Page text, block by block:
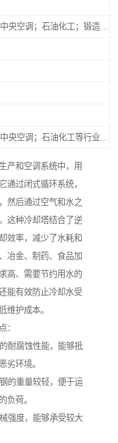
产和空调系统中，用
通过闭式循环系统，
然后通过空气和水之
这种冷却塔结合了逆
效率，减少了水耗和
冶金、制药、食品加
高、需要节约用水的
能有效防止冷却水受
维护成本。
：
耐腐蚀性能，能够抵
劣环境。
的重量较轻，便于运
负荷。
强度，能够承受较大